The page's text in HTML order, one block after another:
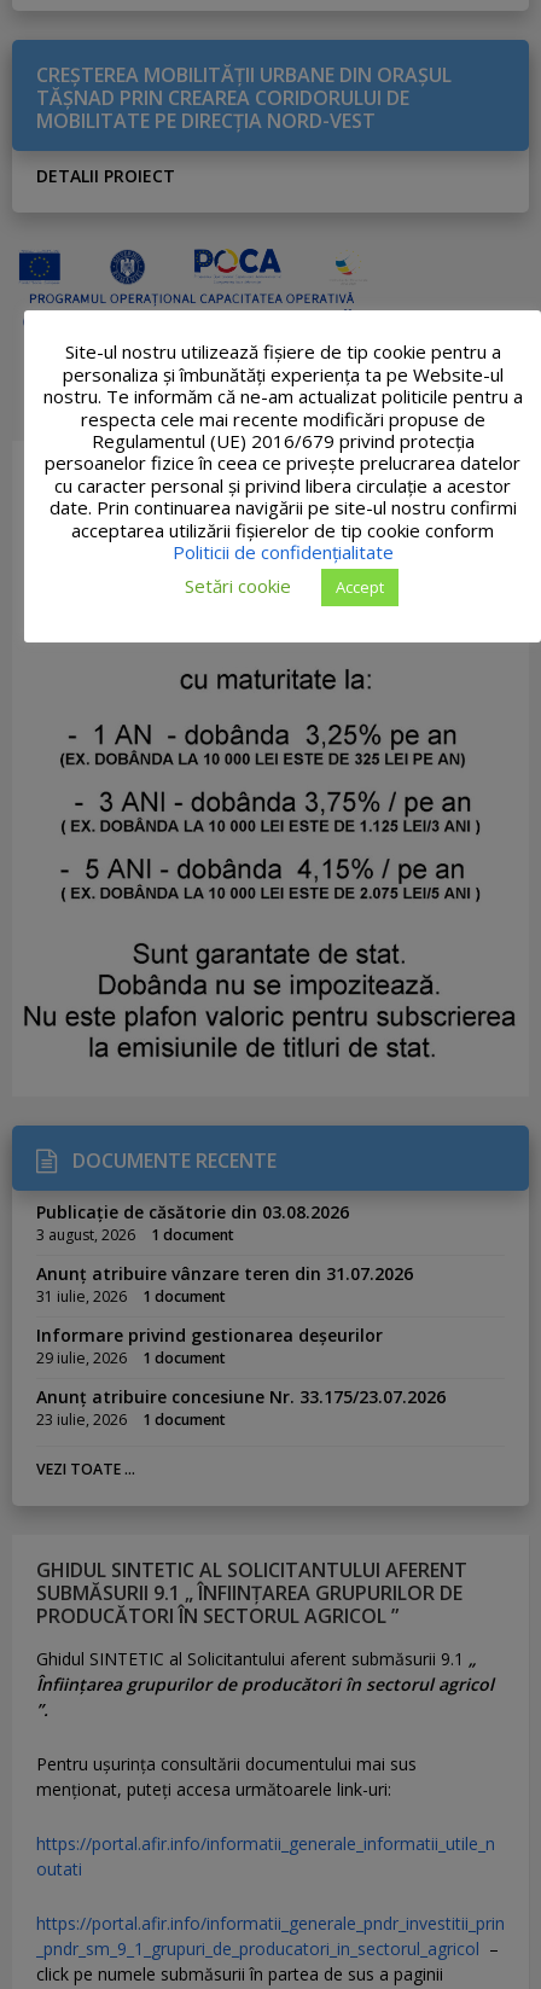
CREŞTEREA MOBILITĂŢII URBANE DIN ORAŞUL
TĂŞNAD PRIN CREAREA CORIDORULUI DE
MOBILITATE PE DIRECŢIA NORD-VEST
DETALII PROIECT
DOCUMENTE RECENTE
Publicație de căsătorie din 03.08.2026
3 august, 2026 1 document
Anunț atribuire vânzare teren din 31.07.2026
31 iulie, 2026 1 document
Informare privind gestionarea deșeurilor
29 iulie, 2026 1 document
Anunț atribuire concesiune Nr. 33.175/23.07.2026
23 iulie, 2026 1 document
VEZI TOATE ...
GHIDUL SINTETIC AL SOLICITANTULUI AFERENT
SUBMĂSURII 9.1 „ ÎNFIINȚAREA GRUPURILOR DE
PRODUCĂTORI ÎN SECTORUL AGRICOL ”
Ghidul SINTETIC al Solicitantului aferent submăsurii 9.1 „
Înființarea grupurilor de producători în sectorul agricol
”.
Pentru uşurinţa consultării documentului mai sus
menţionat, puteţi accesa următoarele link-uri:
https://portal.afir.info/informatii_generale_informatii_utile_n
outati
https://portal.afir.info/informatii_generale_pndr_investitii_prin
_pndr_sm_9_1_grupuri_de_producatori_in_sectorul_agricol –
click pe numele submăsurii în partea de sus a paginii
Site-ul nostru utilizează fişiere de tip cookie pentru a
personaliza și îmbunătăți experiența ta pe Website-ul
nostru. Te informăm că ne-am actualizat politicile pentru a
respecta cele mai recente modificări propuse de
Regulamentul (UE) 2016/679 privind protecția
persoanelor fizice în ceea ce privește prelucrarea datelor
cu caracter personal și privind libera circulație a acestor
date. Prin continuarea navigării pe site-ul nostru confirmi
acceptarea utilizării fişierelor de tip cookie conform
Politicii de confidențialitate
Setări cookie
Accept